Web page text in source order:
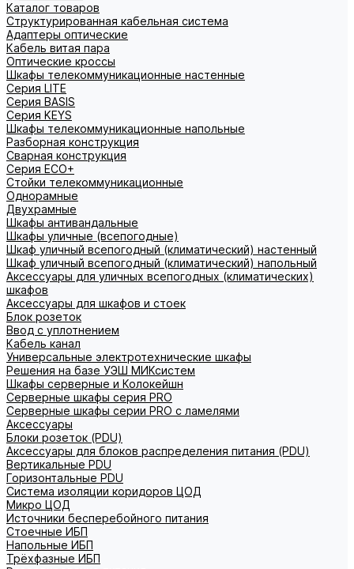
Каталог товаров
Структурированная кабельная система
Адаптеры оптические
Кабель витая пара
Оптические кроссы
Шкафы телекоммуникационные настенные
Cерия LITE
Cерия BASIS
Cерия KEYS
Шкафы телекоммуникационные напольные
Разборная конструкция
Сварная конструкция
Серия ECO+
Стойки телекоммуникационные
Однорамные
Двухрамные
Шкафы антивандальные
Шкафы уличные (всепогодные)
Шкаф уличный всепогодный (климатический) настенный
Шкаф уличный всепогодный (климатический) напольный
Аксессуары для уличных всепогодных (климатических)
шкафов
Аксессуары для шкафов и стоек
Блок розеток
Ввод с уплотнением
Кабель канал
Универсальные электротехнические шкафы
Решения на базе УЭШ МИКсистем
Шкафы серверные и Колокейшн
Серверные шкафы серия PRO
Серверные шкафы серии PRO с ламелями
Аксессуары
Блоки розеток (PDU)
Аксессуары для блоков распределения питания (PDU)
Вертикальные PDU
Горизонтальные PDU
Система изоляции коридоров ЦОД
Микро ЦОД
Источники бесперебойного питания
Стоечные ИБП
Напольные ИБП
Трёхфазные ИБП